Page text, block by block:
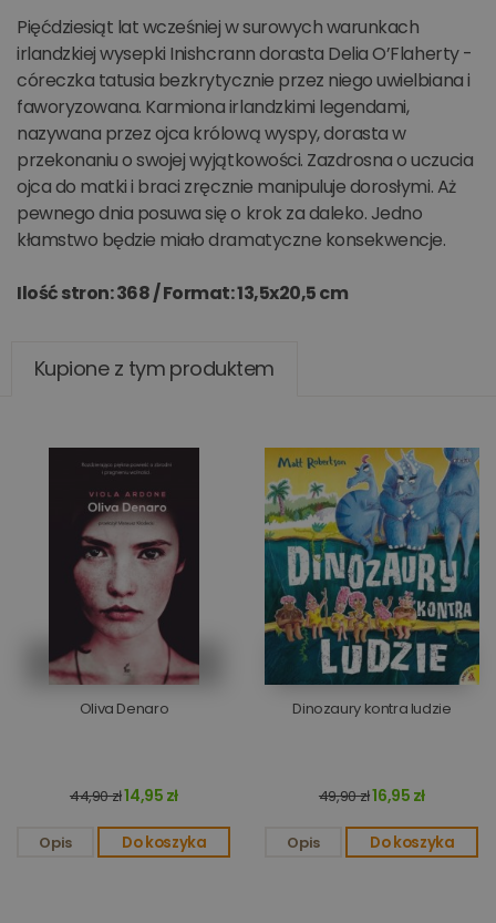
Pięćdziesiąt lat wcześniej w surowych warunkach
irlandzkiej wysepki Inishcrann dorasta Delia O’Flaherty -
córeczka tatusia bezkrytycznie przez niego uwielbiana i
faworyzowana. Karmiona irlandzkimi legendami,
nazywana przez ojca królową wyspy, dorasta w
przekonaniu o swojej wyjątkowości. Zazdrosna o uczucia
ojca do matki i braci zręcznie manipuluje dorosłymi. Aż
pewnego dnia posuwa się o krok za daleko. Jedno
kłamstwo będzie miało dramatyczne konsekwencje.
Ilość stron: 368 /Format: 13,5x20,5 cm
Kupione z tym produktem
Oliva Denaro
44,90 zł14,95 zł
Opis Do koszyka
Dinozaury kontra ludzie
49,90 zł16,95 zł
Opis Do koszyka